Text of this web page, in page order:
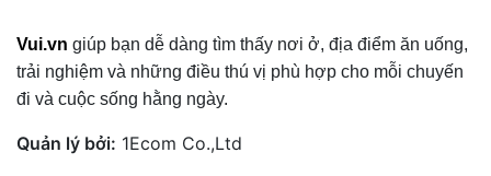
Vui.vn giúp bạn dễ dàng tìm thấy nơi ở, địa điểm ăn uống,
trải nghiệm và những điều thú vị phù hợp cho mỗi chuyến
đi và cuộc sống hằng ngày.
Quản lý bởi: 1Ecom Co.,Ltd